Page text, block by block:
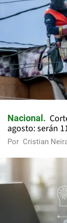
Nacional
agosto: serán
Por Cristian